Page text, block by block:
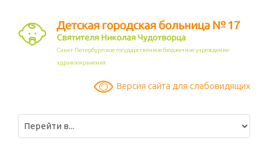
Санкт-Петербургское государственное бюджетное учреждение
здравоохранения
Версия сайта для слабовидящих